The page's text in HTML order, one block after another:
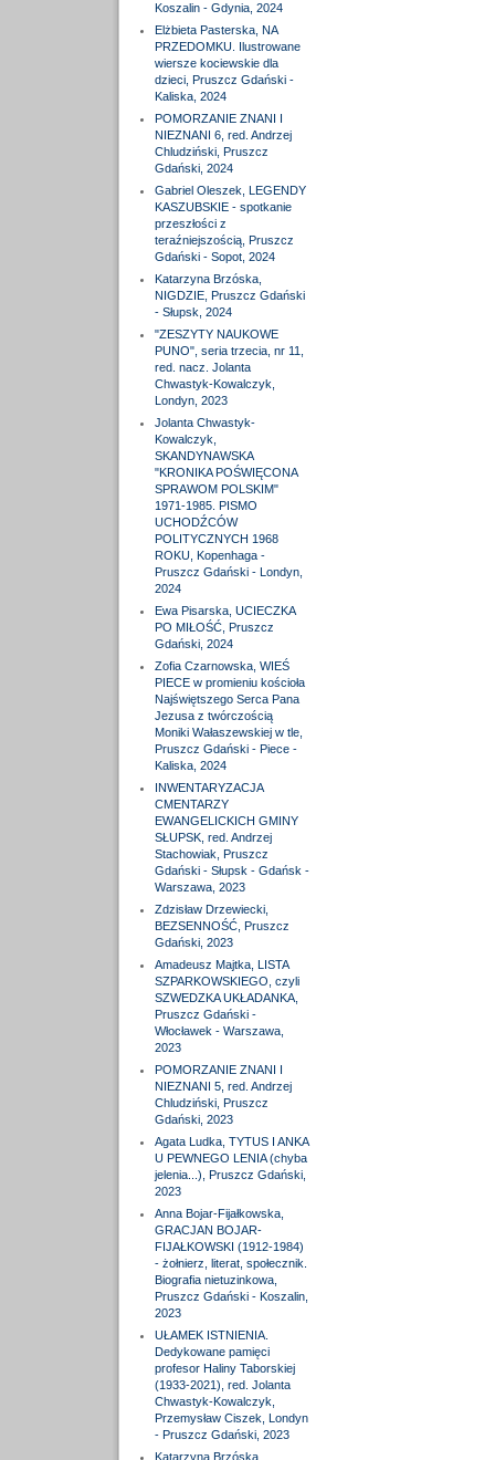
Koszalin - Gdynia, 2024
Elżbieta Pasterska, NA
PRZEDOMKU. Ilustrowane
wiersze kociewskie dla
dzieci, Pruszcz Gdański -
Kaliska, 2024
POMORZANIE ZNANI I
NIEZNANI 6, red. Andrzej
Chludziński, Pruszcz
Gdański, 2024
Gabriel Oleszek, LEGENDY
KASZUBSKIE - spotkanie
przeszłości z
teraźniejszością, Pruszcz
Gdański - Sopot, 2024
Katarzyna Brzóska,
NIGDZIE, Pruszcz Gdański
- Słupsk, 2024
"ZESZYTY NAUKOWE
PUNO", seria trzecia, nr 11,
red. nacz. Jolanta
Chwastyk-Kowalczyk,
Londyn, 2023
Jolanta Chwastyk-
Kowalczyk,
SKANDYNAWSKA
"KRONIKA POŚWIĘCONA
SPRAWOM POLSKIM"
1971-1985. PISMO
UCHODŹCÓW
POLITYCZNYCH 1968
ROKU, Kopenhaga -
Pruszcz Gdański - Londyn,
2024
Ewa Pisarska, UCIECZKA
PO MIŁOŚĆ, Pruszcz
Gdański, 2024
Zofia Czarnowska, WIEŚ
PIECE w promieniu kościoła
Najświętszego Serca Pana
Jezusa z twórczością
Moniki Wałaszewskiej w tle,
Pruszcz Gdański - Piece -
Kaliska, 2024
INWENTARYZACJA
CMENTARZY
EWANGELICKICH GMINY
SŁUPSK, red. Andrzej
Stachowiak, Pruszcz
Gdański - Słupsk - Gdańsk -
Warszawa, 2023
Zdzisław Drzewiecki,
BEZSENNOŚĆ, Pruszcz
Gdański, 2023
Amadeusz Majtka, LISTA
SZPARKOWSKIEGO, czyli
SZWEDZKA UKŁADANKA,
Pruszcz Gdański -
Włocławek - Warszawa,
2023
POMORZANIE ZNANI I
NIEZNANI 5, red. Andrzej
Chludziński, Pruszcz
Gdański, 2023
Agata Ludka, TYTUS I ANKA
U PEWNEGO LENIA (chyba
jelenia...), Pruszcz Gdański,
2023
Anna Bojar-Fijałkowska,
GRACJAN BOJAR-
FIJAŁKOWSKI (1912-1984)
- żołnierz, literat, społecznik.
Biografia nietuzinkowa,
Pruszcz Gdański - Koszalin,
2023
UŁAMEK ISTNIENIA.
Dedykowane pamięci
profesor Haliny Taborskiej
(1933-2021), red. Jolanta
Chwastyk-Kowalczyk,
Przemysław Ciszek, Londyn
- Pruszcz Gdański, 2023
Katarzyna Brzóska,